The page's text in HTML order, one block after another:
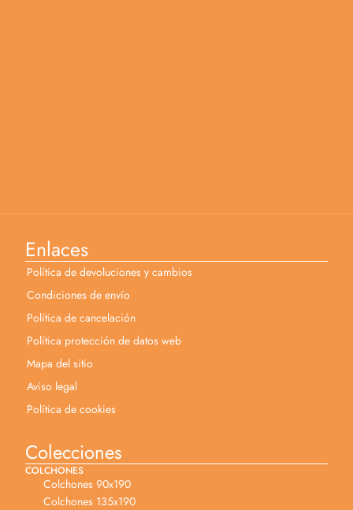
Enlaces
Política de devoluciones y cambios
Condiciones de envío
Política de cancelación
Política protección de datos web
Mapa del sitio
Aviso legal
Política de cookies
Colecciones
COLCHONES
Colchones 90x190
Colchones 135x190